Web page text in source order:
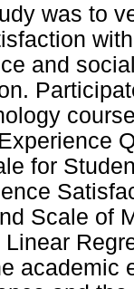
was to
and
for
Scale of
academic